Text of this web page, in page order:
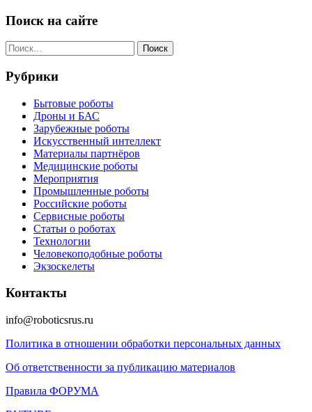
Поиск на сайте
Найти:
Рубрики
Бытовые роботы
Дроны и БАС
Зарубежные роботы
Искусственный интеллект
Материалы партнёров
Медицинские роботы
Мероприятия
Промышленные роботы
Российские роботы
Сервисные роботы
Статьи о роботах
Технологии
Человекоподобные роботы
Экзоскелеты
Контакты
info@roboticsrus.ru
Политика в отношении обработки персональных данных
Об ответственности за публикацию материалов
Правила ФОРУМА